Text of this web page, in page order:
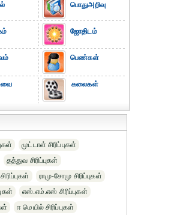
பொதுஅறிவு
ஜோதிடம்
பெண்கள்
கலைகள்
முட்டாள் சிரிப்புகள்
தத்துவ சிரிப்புகள்
ராமு-சோமு சிரிப்புகள்
எஸ்.எம்.எஸ் சிரிப்புகள்
ஈ மெயில் சிரிப்புகள்